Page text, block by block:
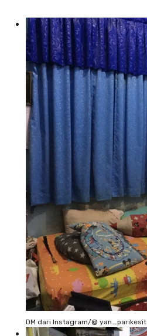
DM dari Instagram/@ yan_parikesit